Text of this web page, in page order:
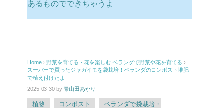
あるものでできちゃうよ
Home › 野菜を育てる・花を楽しむ ベランダで野菜や花を育てる ›
スーパーで買ったジャガイモを袋栽培！ベランダのコンポスト堆肥
で植え付けたよ
2025-03-30 by 青山田あかり
植物 コンポスト ベランダで袋栽培・